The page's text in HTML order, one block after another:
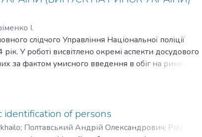
І.
слідчого Управління Національної поліції
У роботі висвітлено окремі аспекти досудового
за фактом умисного введення в обіг на ринку
Видання орієнтоване на працівників органів
управління МВС України.
identification of persons
; Полтавський Андрій Олександрович; Poltavskyy